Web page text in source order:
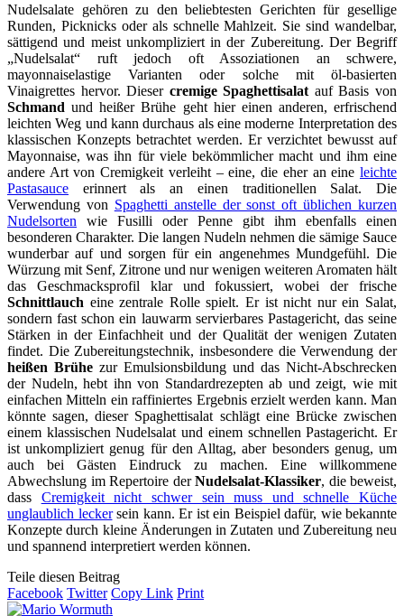
Nudelsalate gehören zu den beliebtesten Gerichten für gesellige
Runden, Picknicks oder als schnelle Mahlzeit. Sie sind wandelbar,
sättigend und meist unkompliziert in der Zubereitung. Der Begriff
„Nudelsalat“ ruft jedoch oft Assoziationen an schwere,
mayonnaiselastige Varianten oder solche mit öl-basierten
Vinaigrettes hervor. Dieser cremige Spaghettisalat auf Basis von
Schmand und heißer Brühe geht hier einen anderen, erfrischend
leichten Weg und kann durchaus als eine moderne Interpretation des
klassischen Konzepts betrachtet werden. Er verzichtet bewusst auf
Mayonnaise, was ihn für viele bekömmlicher macht und ihm eine
andere Art von Cremigkeit verleiht – eine, die eher an eine leichte
Pastasauce erinnert als an einen traditionellen Salat. Die
Verwendung von Spaghetti anstelle der sonst oft üblichen kurzen
Nudelsorten wie Fusilli oder Penne gibt ihm ebenfalls einen
besonderen Charakter. Die langen Nudeln nehmen die sämige Sauce
wunderbar auf und sorgen für ein angenehmes Mundgefühl. Die
Würzung mit Senf, Zitrone und nur wenigen weiteren Aromaten hält
das Geschmacksprofil klar und fokussiert, wobei der frische
Schnittlauch eine zentrale Rolle spielt. Er ist nicht nur ein Salat,
sondern fast schon ein lauwarm servierbares Pastagericht, das seine
Stärken in der Einfachheit und der Qualität der wenigen Zutaten
findet. Die Zubereitungstechnik, insbesondere die Verwendung der
heißen Brühe zur Emulsionsbildung und das Nicht-Abschrecken
der Nudeln, hebt ihn von Standardrezepten ab und zeigt, wie mit
einfachen Mitteln ein raffiniertes Ergebnis erzielt werden kann. Man
könnte sagen, dieser Spaghettisalat schlägt eine Brücke zwischen
einem klassischen Nudelsalat und einem schnellen Pastagericht. Er
ist unkompliziert genug für den Alltag, aber besonders genug, um
auch bei Gästen Eindruck zu machen. Eine willkommene
Abwechslung im Repertoire derNudelsalat-Klassiker, die beweist,
dass Cremigkeit nicht schwer sein muss und schnelle Küche
unglaublich leckersein kann. Er ist ein Beispiel dafür, wie bekannte
Konzepte durch kleine Änderungen in Zutaten und Zubereitung neu
und spannend interpretiert werden können.
Teile diesen Beitrag
Facebook Twitter Copy Link Print